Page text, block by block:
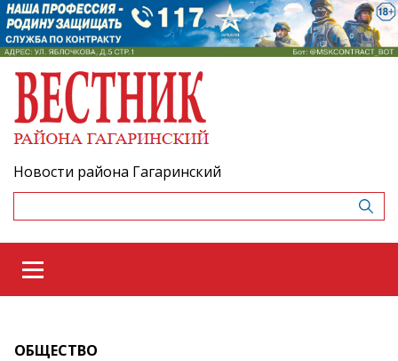
Новости района Гагаринский
ОБЩЕСТВО